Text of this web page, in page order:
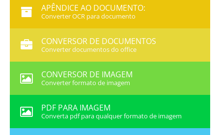
APÊNDICE AO DOCUMENTO:
Converter OCR para documento
CONVERSOR DE DOCUMENTOS
Converter documentos do office
CONVERSOR DE IMAGEM
Converter formato de imagem
PDF PARA IMAGEM
Converta pdf para qualquer formato de imagem